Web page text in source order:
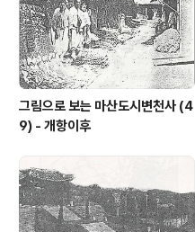
그림으로 보는 마산도시변천사 (4
9) - 개항이후